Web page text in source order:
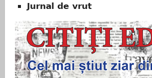
Jurnal de vrut